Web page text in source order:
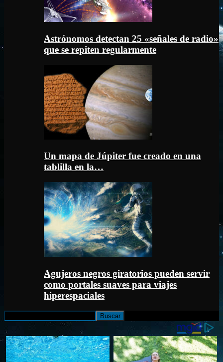
Astrónomos detectan 25 «señales de radio»
que se repiten regularmente
Un mapa de Júpiter fue creado en una
tablilla en la…
Agujeros negros giratorios pueden servir
como portales suaves para viajes
hiperespaciales